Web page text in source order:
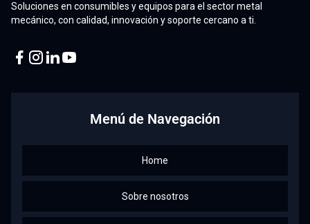
Soluciones en consumibles y equipos para el sector metal
mecánico, con calidad, innovación y soporte cercano a ti.
Menú de Navegación
Home
Sobre nosotros